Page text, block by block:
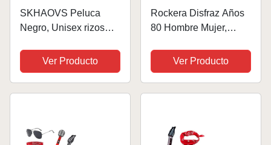
SKHAOVS Peluca
Negro, Unisex rizos
estrella de rock
Accesorios Disfraz
Rockero Metal Pesado
Ver Producto
Rockera Disfraz Años
80 Hombre Mujer,
Peluca Hombre Gafas
de sol Bandana Negro
1 Redecilla Pelo,
Ver Producto